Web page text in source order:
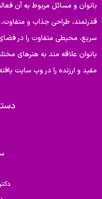
بانوان و مسائل مربوط به آن
قدرتمند، طراحی جذاب و
سریع، محیطی متفاوت را در فضای
بانوان علاقه مند به هنرهای
مفید و ارزنده را در وب سایت